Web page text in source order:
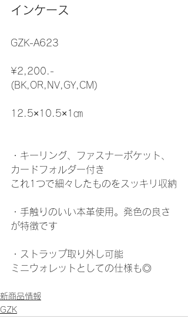
インケース
GZK-A623
¥2,200.-
(BK,OR,NV,GY,CM)
12.5×10.5×1㎝
・キーリング、ファスナーポケット、
カードフォルダー付き
これ1つで細々したものをスッキリ収納
・手触りのいい本革使用。発色の良さ
が特徴です
・ストラップ取り外し可能
ミニウォレットとしての仕様も◎
新商品情報
GZK